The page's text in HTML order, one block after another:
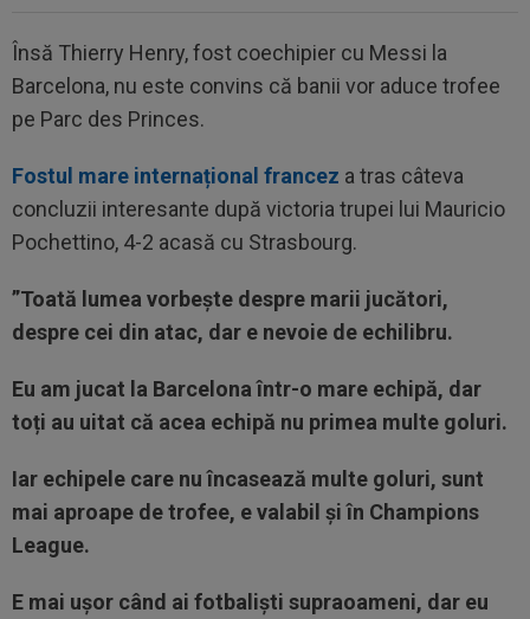
Însă Thierry Henry, fost coechipier cu Messi la
Barcelona, nu este convins că banii vor aduce trofee
pe Parc des Princes.
Fostul mare internațional francez a tras câteva
concluzii interesante după victoria trupei lui Mauricio
Pochettino, 4-2 acasă cu Strasbourg.
”Toată lumea vorbește despre marii jucători,
despre cei din atac, dar e nevoie de echilibru.
Eu am jucat la Barcelona într-o mare echipă, dar
toți au uitat că acea echipă nu primea multe goluri.
Iar echipele care nu încasează multe goluri, sunt
mai aproape de trofee, e valabil și în Champions
League.
E mai ușor când ai fotbaliști supraoameni, dar eu